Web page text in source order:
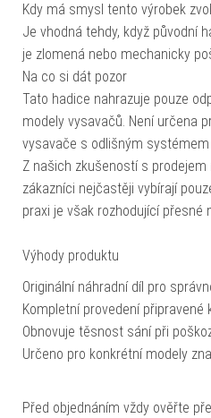
Kdy má smysl tento výrobek
Je vhodná tehdy, když původní
je zlomená nebo mechanicky
Na co si dát pozor
Tato hadice nahrazuje pouze
modely vysavačů. Není určena
vysavače s odlišným systémem
Z našich zkušeností s
zákazníci nejčastěji vybírají
praxi je však rozhodující přesné
Výhody produktu
Originální náhradní díl pro
Kompletní provedení připravené
Obnovuje těsnost sání při
Určeno pro konkrétní modely
Před objednáním vždy ověřte